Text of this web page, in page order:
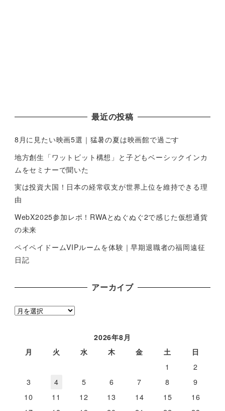
最近の投稿
8月に見たい映画5選｜猛暑の夏は映画館で過ごす
地方創生「ワットビット構想」と子どもベーシックインカ
ムをセミナーで聞いた
実は投資大国！日本の経常収支が世界上位を維持できる理
由
WebX2025参加レポ！RWAとぬぐぬぐ2で感じた仮想通貨
の未来
ペイペイドームVIPルームを体験｜早期退職者の福岡遠征
日記
アーカイブ
ア
2026年8月
月
火 水 木 金 土
日
1
2
3
4 5 6 7 8
9
10
11 12 13 14 15
16